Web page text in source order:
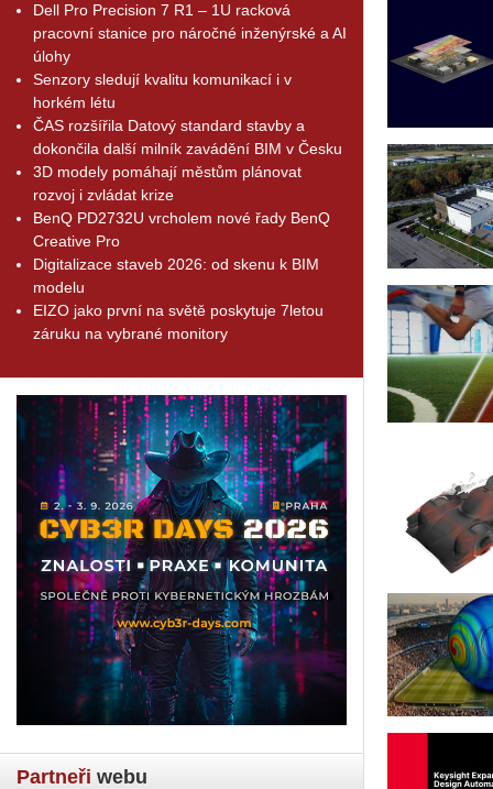
Dell Pro Precision 7 R1 – 1U racková
pracovní stanice pro náročné inženýrské a AI
úlohy
Senzory sledují kvalitu komunikací i v
horkém létu
ČAS rozšířila Datový standard stavby a
dokončila další milník zavádění BIM v Česku
3D modely pomáhají městům plánovat
rozvoj i zvládat krize
BenQ PD2732U vrcholem nové řady BenQ
Creative Pro
Digitalizace staveb 2026: od skenu k BIM
modelu
EIZO jako první na světě poskytuje 7letou
záruku na vybrané monitory
Partneři webu